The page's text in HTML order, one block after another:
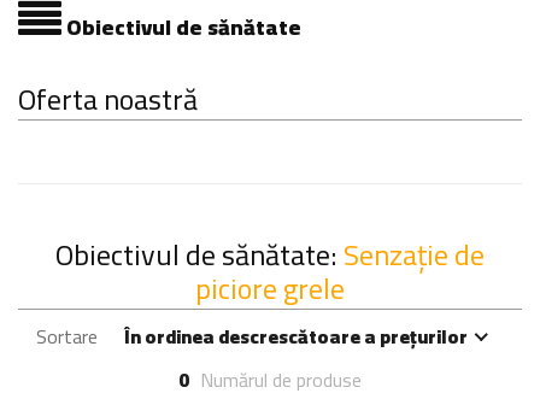
Obiectivul de sănătate
Oferta noastră
Obiectivul de sănătate:Senzație de
piciore grele
Sortare
În ordinea descrescătoare a prețurilor
0 Numărul de produse